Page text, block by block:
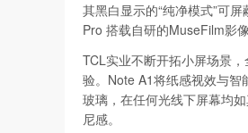
其黑白显示的“纯净模式”可
Pro 搭载自研的MuseFilm影
TCL实业不断开拓小屏场景
验。Note A1将纸感视效与智
玻璃，在任何光线下屏幕均
尼感。